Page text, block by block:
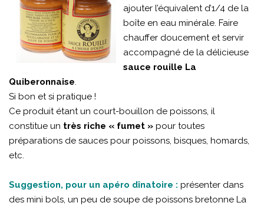
ajouter l’équivalent d’1/4 de la
boîte en eau minérale. Faire
chauffer doucement et servir
accompagné de la délicieuse
sauce rouille La
Quiberonnaise.
Si bon et si pratique !
Ce produit étant un court-bouillon de poissons, il
constitue un très riche « fumet » pour toutes
préparations de sauces pour poissons, bisques, homards,
etc.
Suggestion, pour un apéro dînatoire : présenter dans
des mini bols, un peu de soupe de poissons bretonne La